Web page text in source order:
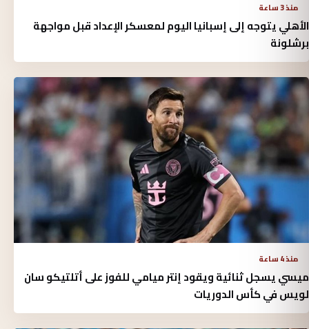
منذ 3 ساعة
الأهلي يتوجه إلى إسبانيا اليوم لمعسكر الإعداد قبل مواجهة
برشلونة
منذ 4 ساعة
ميسي يسجل ثنائية ويقود إنتر ميامي للفوز على أتلتيكو سان
لويس في كأس الدوريات